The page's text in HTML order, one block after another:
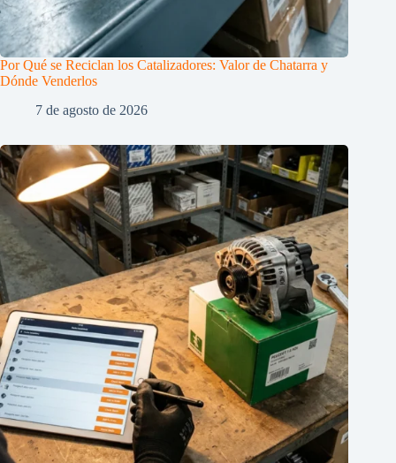
Por Qué se Reciclan los Catalizadores: Valor de Chatarra y
Dónde Venderlos
7 de agosto de 2026